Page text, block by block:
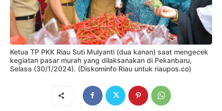
Ketua TP PKK Riau Suti Mulyanti (dua kanan) saat mengecek
kegiatan pasar murah yang dilaksanakan di Pekanbaru,
Selasa (30/1/2024). (Diskominfo Riau untuk riaupos.co)